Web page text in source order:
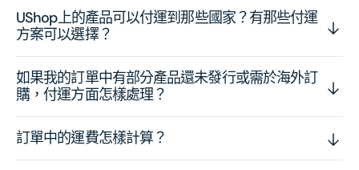
UShop上的產品可以付運到那些國家？有那些付運
方案可以選擇？
如果我的訂單中有部分產品還未發行或需於海外訂
購，付運方面怎樣處理？
訂單中的運費怎樣計算？